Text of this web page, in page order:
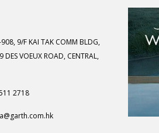
9/F KAI TAK COMM BLDG,
DES VOEUX ROAD, CENTRAL,
2718